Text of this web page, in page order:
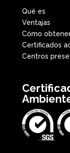
Qué es
Ventajas
Cómo
Certificados
Centros